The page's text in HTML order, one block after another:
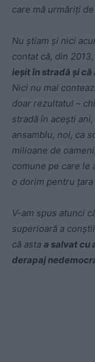
care mă urmăriți
Nu știam și nici
contat că, din
ieșit în stradă și că
Nici nu mai
doar rezultatul –
stradă în acești
ansamblu, noi, ca
milioane de
comune pe care le
o dorim pentru țara
V-am spus atunci
superioară a
că asta a salvat cu
derapaj